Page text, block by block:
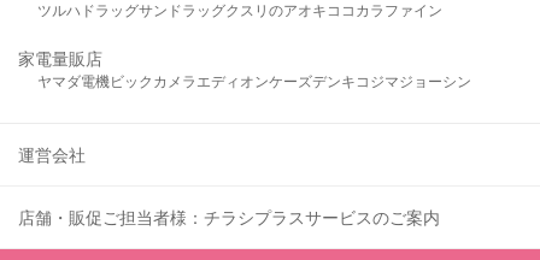
ツルハドラッグサンドラッグクスリのアオキ ココカラファイン
家電量販店
ヤマダ電機ビックカメラ エディオンケーズデンキ コジマジョーシン
運営会社
店舗・販促ご担当者様：チラシプラスサービスのご案内